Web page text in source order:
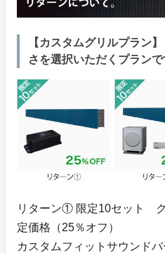
【カスタムグリルプラン
さを選択いただくプランで
リターン① 限定10セット
定価格（25％オフ）
カスタムフィットサウンド